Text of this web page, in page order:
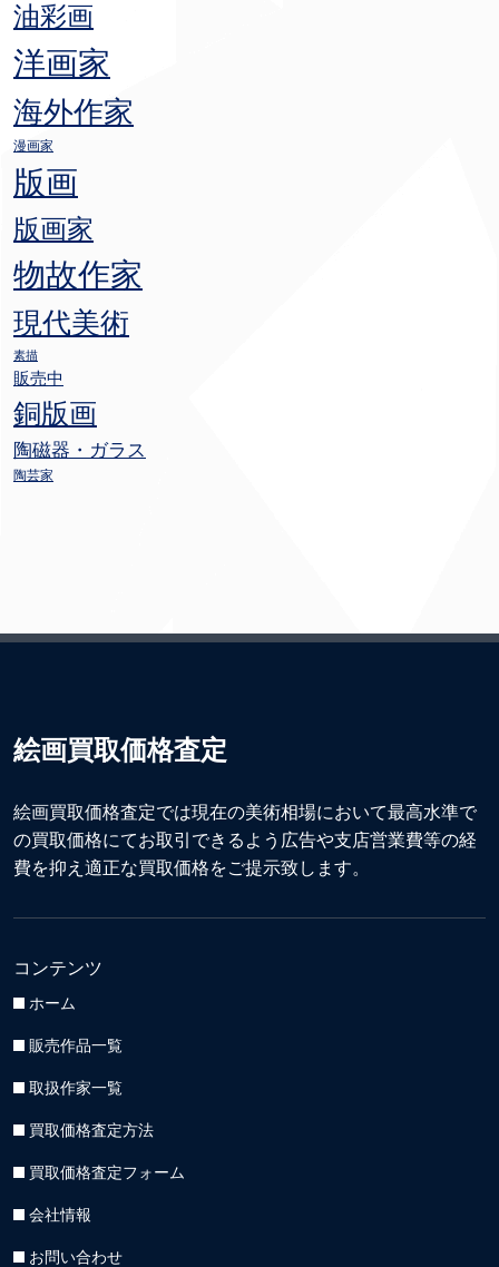
油彩画
洋画家
海外作家
漫画家
版画
版画家
物故作家
現代美術
素描
販売中
銅版画
陶磁器・ガラス
陶芸家
絵画買取価格査定
絵画買取価格査定では現在の美術相場において最高水準で
の買取価格にてお取引できるよう広告や支店営業費等の経
費を抑え適正な買取価格をご提示致します。
コンテンツ
ホーム
販売作品一覧
取扱作家一覧
買取価格査定方法
買取価格査定フォーム
会社情報
お問い合わせ